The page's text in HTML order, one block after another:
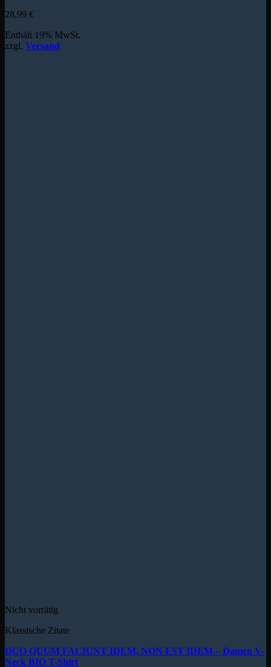
28,99 €
Enthält 19% MwSt.
zzgl. Versand
Nicht vorrätig
Klassische Zitate
DUO QUUM FACIUNT IDEM, NON EST IDEM – Damen V-
Neck BIO T-Shirt